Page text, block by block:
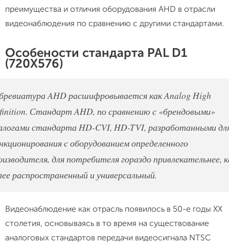
преимущества и отличия оборудования AHD в отрасли
видеонаблюдения по сравнению с другими стандартами.
Особености стандарта PAL D1
(720X576)
AHD расшифровывается как Analog High
Стандарт AHD, по сравнению с «брендовыми»
стандарта HD-CVI, HD-TVI, разработанными
с оборудованием определенного
для потребителя гораздо привлекательнее,
распространенный и универсальный.
Видеонаблюдение как отрасль появилось в 50-е годы ХХ
столетия, основываясь в то время на существование
аналоговых стандартов передачи видеосигнала NTSC